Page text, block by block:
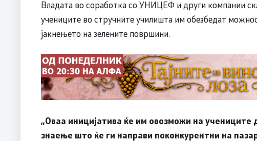
Владата во соработка со УНИЦЕФ и други компании
учениците во стручните училишта им обезбедат
јакнењето на зелените површини.
„Оваа иницијатива ќе им овозможи на учениците
знаење што ќе ги направи поконкурентни на